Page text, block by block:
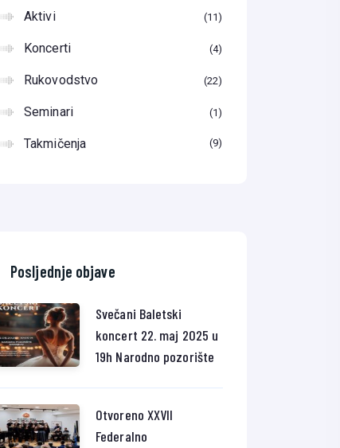
Aktivi 11
Koncerti 4
Rukovodstvo 22
Seminari 1
Takmičenja 9
Posljednje objave
Svečani Baletski
koncert 22. maj 2025 u
19h Narodno pozorište
Otvoreno XXVII
Federalno